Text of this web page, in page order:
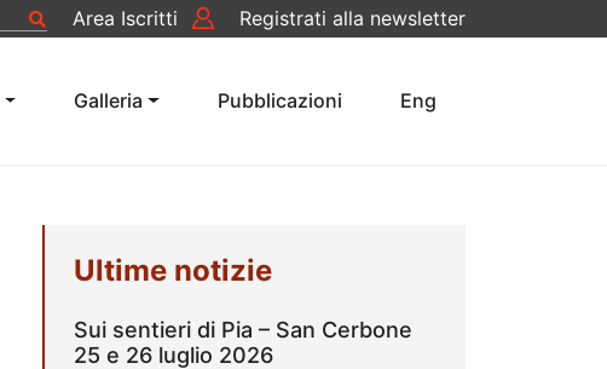
CercaArea Iscritti Registrati alla newsletter
Galleria Pubblicazioni Eng
Ultime notizie
Sui sentieri di Pia – San Cerbone
25 e 26 luglio 2026